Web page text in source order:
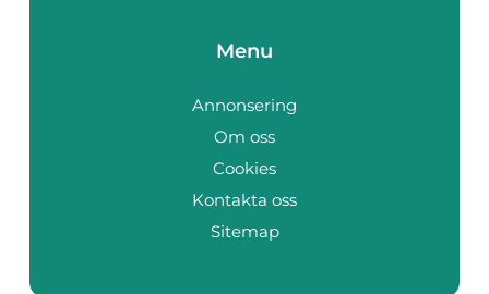
Menu
Annonsering
Om oss
Cookies
Kontakta oss
Sitemap